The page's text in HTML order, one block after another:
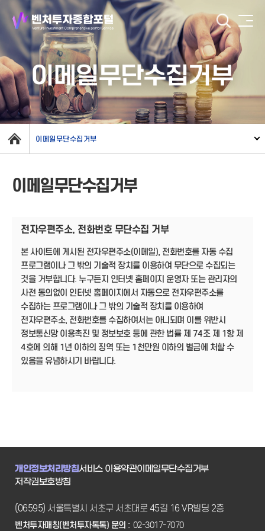
이메일무단수집거부
이메일무단수집거부
이메일무단수집거부
전자우편주소, 전화번호 무단수집 거부
본 사이트에 게시된 전자우편주소(이메일), 전화번호를 자동 수집
프로그램이나 그 밖의 기술적 장치를 이용하여 무단으로 수집되는
것을 거부합니다. 누구든지 인터넷 홈페이지 운영자 또는 관리자의
사전 동의없이 인터넷 홈페이지에서 자동으로 전자우편주소를
수집하는 프로그램이나 그 밖의 기술적 장치를 이용하여
전자우편주소, 전화번호를 수집하여서는 아니되며 이를 위반시
정보통신망 이용촉진 및 정보보호 등에 관한 법률 제 74조 제 1항 제
4호에 의해 1년 이하의 징역 또는 1천만원 이하의 벌금에 처할 수
있음을 유념하시기 바랍니다.
개인정보처리방침서비스 이용약관이메일무단수집거부
저작권보호방침
(06595) 서울특별시 서초구 서초대로 45길 16 VR빌딩 2층
벤처투자매칭(벤처투자톡톡) 문의 : 02-3017-7070